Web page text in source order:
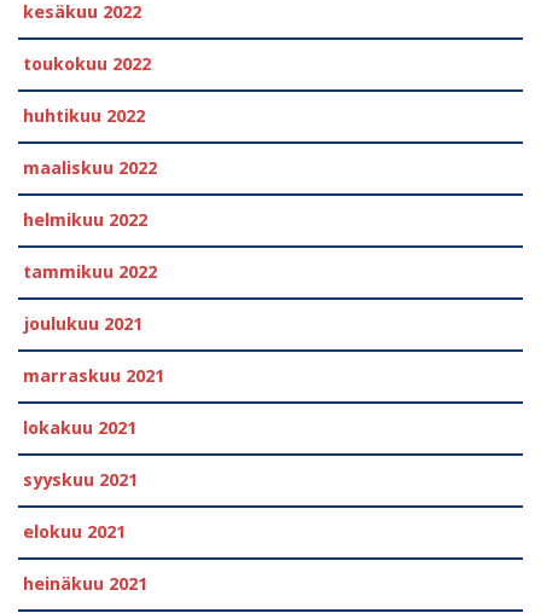
kesäkuu 2022
toukokuu 2022
huhtikuu 2022
maaliskuu 2022
helmikuu 2022
tammikuu 2022
joulukuu 2021
marraskuu 2021
lokakuu 2021
syyskuu 2021
elokuu 2021
heinäkuu 2021